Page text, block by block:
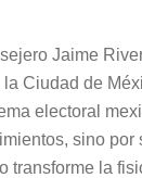
Jaime
Ciudad de
electoral
sino por
transforme la